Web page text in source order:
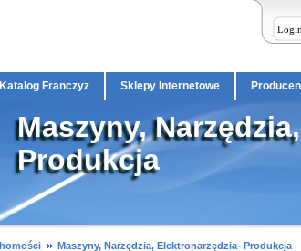
Katalog Franczyz Sklepy Internetowe
Maszyny,
Produkcja
Maszyny, Narzędzia, Elektronarzędzia- Produkcja